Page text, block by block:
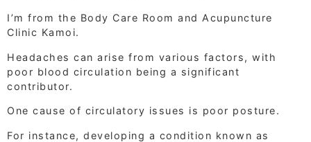
I’m from the Body Care Room and Acupuncture
Clinic Kamoi.
Headaches can arise from various factors, with
poor blood circulation being a significant
contributor.
One cause of circulatory issues is poor posture.
For instance, developing a condition known as